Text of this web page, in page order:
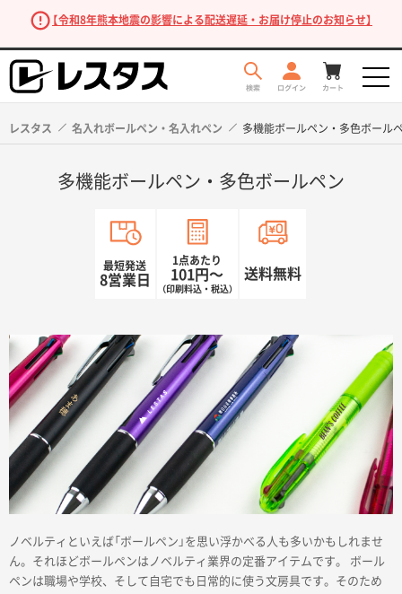
【令和8年熊本地震の影響による配送遅延・お届け停止のお知らせ】
ターゲットから探す
レスタス 名入れボールペン・名入れペン 多機能ボールペン・多色ボール
多機能ボールペン・多色ボールペン
最短発送
8営業日
1点あたり
101円〜
（印刷料込・税込）
送料無料
ノベルティといえば「ボールペン」を思い浮かべる人も多いかもしれませ
ん。それほどボールペンはノベルティ業界の定番アイテムです。 ボール
ペンは職場や学校、そして自宅でも日常的に使う文房具です。そのため